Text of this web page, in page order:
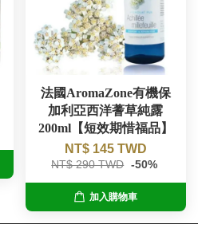
法國AromaZone有機保
加利亞西洋蓍草純露
200ml【短效期惜福品】
NT$ 145 TWD
NT$ 290 TWD -50%
加入購物車